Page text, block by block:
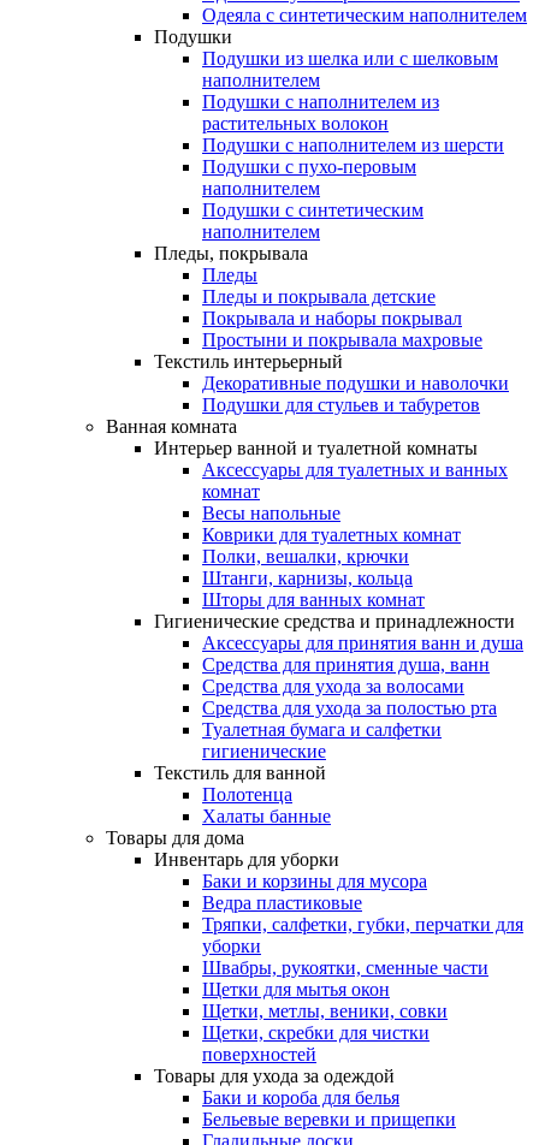
Одеяла с синтетическим наполнителем
Подушки
Подушки из шелка или с шелковым
наполнителем
Подушки с наполнителем из
растительных волокон
Подушки с наполнителем из шерсти
Подушки с пухо-перовым
наполнителем
Подушки с синтетическим
наполнителем
Пледы, покрывала
Пледы
Пледы и покрывала детские
Покрывала и наборы покрывал
Простыни и покрывала махровые
Текстиль интерьерный
Декоративные подушки и наволочки
Подушки для стульев и табуретов
Ванная комната
Интерьер ванной и туалетной комнаты
Аксессуары для туалетных и ванных
комнат
Весы напольные
Коврики для туалетных комнат
Полки, вешалки, крючки
Штанги, карнизы, кольца
Шторы для ванных комнат
Гигиенические средства и принадлежности
Аксессуары для принятия ванн и душа
Средства для принятия душа, ванн
Средства для ухода за волосами
Средства для ухода за полостью рта
Туалетная бумага и салфетки
гигиенические
Текстиль для ванной
Полотенца
Халаты банные
Товары для дома
Инвентарь для уборки
Баки и корзины для мусора
Ведра пластиковые
Тряпки, салфетки, губки, перчатки для
уборки
Швабры, рукоятки, сменные части
Щетки для мытья окон
Щетки, метлы, веники, совки
Щетки, скребки для чистки
поверхностей
Товары для ухода за одеждой
Баки и короба для белья
Бельевые веревки и прищепки
Гладильные доски